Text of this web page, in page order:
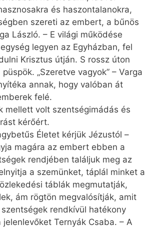
és haszontalanokra,
szereti az embert, a bűnös
László. – E világi működése
legyen az Egyházban, fel
Krisztus útján. S rossz úton
„Szeretve vagyok” – Varga
annak, hogy valóban át
felé.
mellett volt szentségimádás és
kérőért.
Életet kérjük Jézustól –
magára az embert ebben a
rendjében találjuk meg az
a szemünket, táplál minket a
táblák megmutatják,
ám rögtön megvalósítják, amit
rendkívül hatékony
Ternyák Csaba. – A